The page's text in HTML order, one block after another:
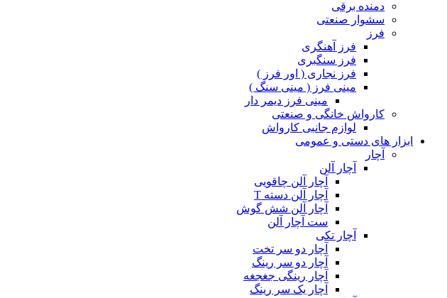
دمنده برقی
سشوار صنعتی
فرز
فرز آهنگری
فرز سنگبری
فرز نجاری ( اور فرز )
مینی فرز ( مینی سنگ )
مینی فرز دیمر دار
کارواش خانگی و صنعتی
لوازم جانبی کارواش
ابزار های دستی و عمومی
آچار
آچار آلن
آچار آلن چاقویی
آچار آلن دسته T
آچار آلن شش گوش
ست آچار آلن
آچار تکی
آچار دو سر تخت
آچار دو سر رینگ
آچار رینگی جغجغه
آچار یک سر رینگ